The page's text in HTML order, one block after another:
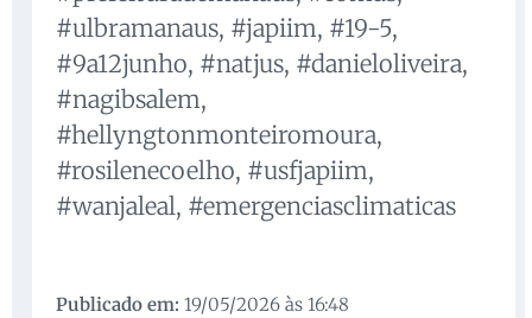
#ulbramanaus, #japiim, #19-5,
#9a12junho, #natjus, #danieloliveira,
#nagibsalem,
#hellyngtonmonteiromoura,
#rosilenecoelho, #usfjapiim,
#wanjaleal, #emergenciasclimaticas
Publicado em: 19/05/2026 às 16:48